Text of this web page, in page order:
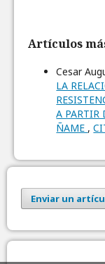
Artículos
Cesar
LA
A PARTIR
ÑAME ,
Enviar un